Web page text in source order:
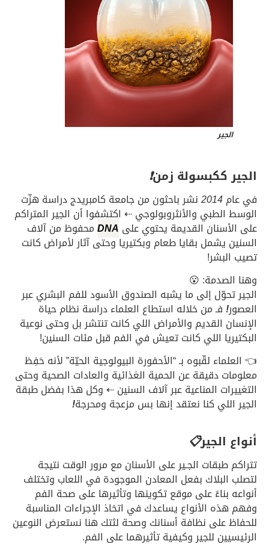
الجير
الجير ككبسولة زمن❗
في عام2014نشر باحثون من جامعة كامبريدج دراسة هزّت
الوسط الطبي والأنثروبولوجي ⇠ اكتشفوا أن الجير المتراكم
على الأسنان القديمة يحتوي على DNAمحفوظ من آلاف
السنين يشمل بقايا طعام وبكتيريا وحتى آثار لأمراض كانت
تصيب البشر!
وهنا الصدمة: 😮
الجير تحوّل إلى ما يشبه الصندوق الأسود للفم البشري عبر
العصور!فـ من خلاله استطاع العلماء دراسة نظام حياة
الإنسان القديم والأمراض اللي كانت تنتشر بل وحتى نوعية
البكتيريا اللي كانت تعيش في الفم قبل مئات السنين!
👈 العلماء لقّبوه بـ “الأحفورة البيولوجية الحيّة” لأنه حَفِظ
معلومات دقيقة عن الحمية الغذائية والعادات الصحية وحتى
التغييرات المناعية عبر آلاف السنين ⇠ وكل هذا بفضل طبقة
الجير اللي كنا نعتقد إنها بس مزعجة ومحرجة!
أنواع الجير📋
تتراكم طبقات الجـير على الأسنان مع مرور الوقت نتيجة
لتصلب البلاك بفعل المعادن الموجودة في اللعاب وتختلف
أنواعه بناءً على موقع تكوينها وتأثيرها على صحة الفم
وفهم هذه الأنواع يساعدك في اتخاذ الإجراءات المناسبة
للحفاظ على نظافة أسنانك وصحة لثتك هنا نستعرض النوعين
الرئيسيين للجير وكيفية تأثيرهما على الفم.